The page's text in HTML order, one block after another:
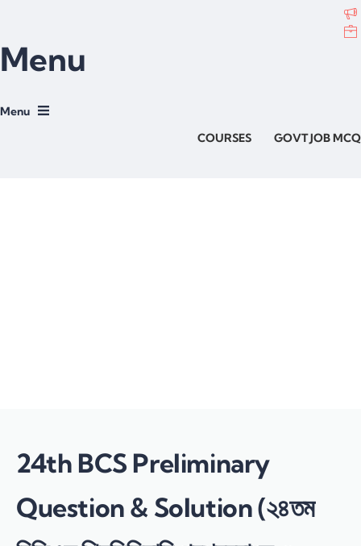
Menu
COURSES GOVT JOB MCQ
24th BCS Preliminary
Question & Solution (২৪তম